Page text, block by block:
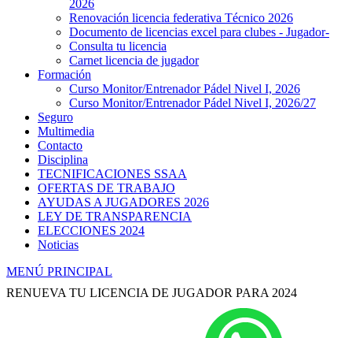
2026
Renovación licencia federativa Técnico 2026
Documento de licencias excel para clubes - Jugador-
Consulta tu licencia
Carnet licencia de jugador
Formación
Curso Monitor/Entrenador Pádel Nivel I, 2026
Curso Monitor/Entrenador Pádel Nivel I, 2026/27
Seguro
Multimedia
Contacto
Disciplina
TECNIFICACIONES SSAA
OFERTAS DE TRABAJO
AYUDAS A JUGADORES 2026
LEY DE TRANSPARENCIA
ELECCIONES 2024
Noticias
MENÚ PRINCIPAL
RENUEVA TU LICENCIA DE JUGADOR PARA 2024